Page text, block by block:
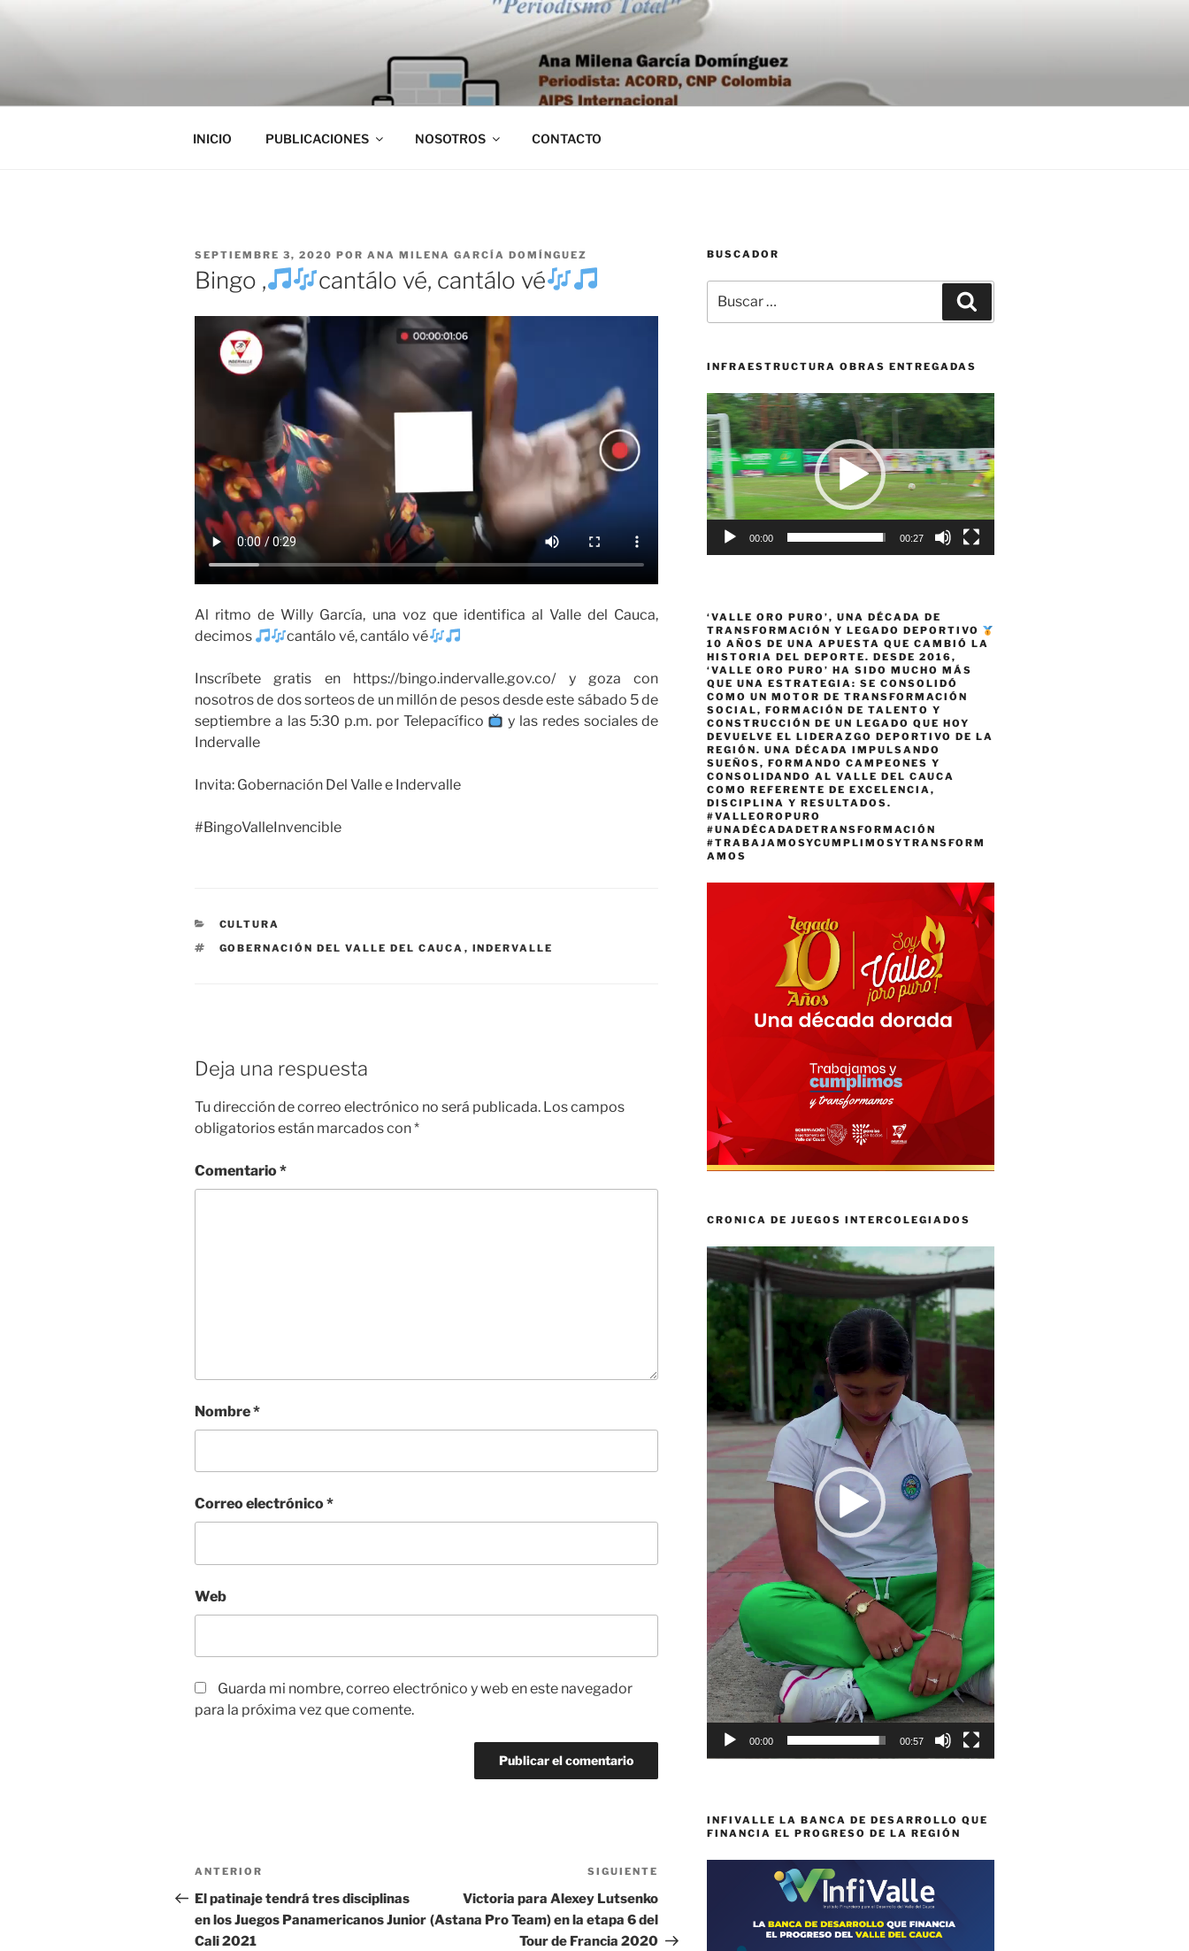
INICIO PUBLICACIONES NOSOTROS CONTACTO
PUBLICADO
EL
SEPTIEMBRE 3, 2020 POR ANA MILENA GARCÍA DOMÍNGUEZ
Bingo , cantálo vé, cantálo vé
Al ritmo de Willy García, una voz que identifica al Valle del Cauca,
decimos
cantálo vé, cantálo vé
Inscríbete gratis en https://bingo.indervalle.gov.co/ y goza con
nosotros de dos sorteos de un millón de pesos desde este sábado 5 de
septiembre a las 5:30 p.m. por Telepacífico
y las redes sociales de
Indervalle
Invita: Gobernación Del Valle e Indervalle
#BingoValleInvencible
CATEGORÍAS
CULTURA
ETIQUETAS
GOBERNACIÓN DEL VALLE DEL CAUCA , INDERVALLE
Deja una respuesta
Tu dirección de correo electrónico no será publicada. Los campos
obligatorios están marcados con*
Comentario*
Nombre*
Correo electrónico*
Web
Guarda mi nombre, correo electrónico y web en este navegador
para la próxima vez que comente.
Navegación
de
entradas
Entrada
anterior:
ANTERIOR
El patinaje tendrá tres disciplinas
en los Juegos Panamericanos Junior
Cali 2021
entrada
SIGUIENTE
Victoria para Alexey Lutsenko
(Astana Pro Team) en la etapa 6 del
Tour de Francia 2020
BUSCADOR
por:
INFRAESTRUCTURA OBRAS ENTREGADAS
Reproductor
de
vídeo
00:00 00:27
‘VALLE ORO PURO’, UNA DÉCADA DE
TRANSFORMACIÓN Y LEGADO DEPORTIVO
10 AÑOS DE UNA APUESTA QUE CAMBIÓ LA
HISTORIA DEL DEPORTE. DESDE 2016,
‘VALLE ORO PURO’ HA SIDO MUCHO MÁS
QUE UNA ESTRATEGIA: SE CONSOLIDÓ
COMO UN MOTOR DE TRANSFORMACIÓN
SOCIAL, FORMACIÓN DE TALENTO Y
CONSTRUCCIÓN DE UN LEGADO QUE HOY
DEVUELVE EL LIDERAZGO DEPORTIVO DE LA
REGIÓN. UNA DÉCADA IMPULSANDO
SUEÑOS, FORMANDO CAMPEONES Y
CONSOLIDANDO AL VALLE DEL CAUCA
COMO REFERENTE DE EXCELENCIA,
DISCIPLINA Y RESULTADOS.
#VALLEOROPURO
#UNADÉCADADETRANSFORMACIÓN
#TRABAJAMOSYCUMPLIMOSYTRANSFORM
AMOS
CRONICA DE JUEGOS INTERCOLEGIADOS
Reproductor
vídeo
00:00 00:57
INFIVALLE LA BANCA DE DESARROLLO QUE
FINANCIA EL PROGRESO DE LA REGIÓN